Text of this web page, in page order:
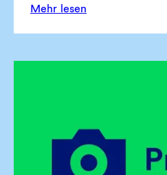
Mehr lesen